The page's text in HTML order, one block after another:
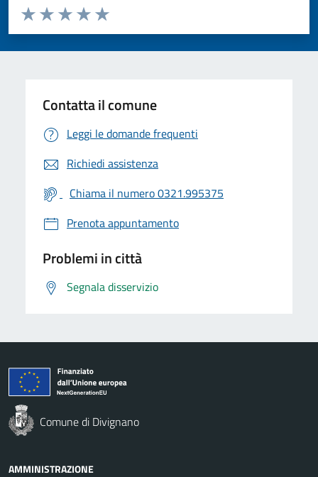
Valuta da 1 a 5 stelle la pagina
Valuta 5 stelle su 5
Valuta 4 stelle su 5
Valuta 3 stelle su 5
Valuta 2 stelle su 5
Valuta 1 stelle su 5
Contatta il comune
Leggi le domande frequenti
Richiedi assistenza
Chiama il numero 0321.995375
Prenota appuntamento
Problemi in città
Segnala disservizio
Comune di Divignano
AMMINISTRAZIONE